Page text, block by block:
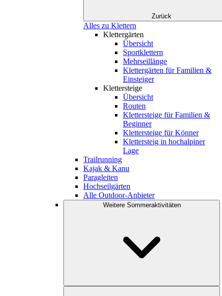
Zurück
Alles zu Klettern
Klettergärten
Übersicht
Sportklettern
Mehrseillänge
Klettergärten für Familien &
Einsteiger
Klettersteige
Übersicht
Routen
Klettersteige für Familien &
Beginner
Klettersteige für Könner
Klettersteig in hochalpiner
Lage
Trailrunning
Kajak & Kanu
Paragleiten
Hochseilgärten
Alle Outdoor-Anbieter
Weitere Sommeraktivitäten